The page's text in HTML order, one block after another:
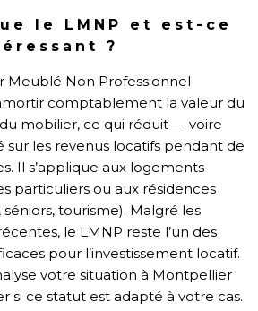
le LMNP et est-ce
?
Meublé Non Professionnel
comptablement la valeur du
mobilier, ce qui réduit — voire
les revenus locatifs pendant de
Il s’applique aux logements
particuliers ou aux résidences
tourisme). Malgré les
le LMNP reste l’un des
pour l’investissement locatif.
votre situation à Montpellier
si ce statut est adapté à votre cas.